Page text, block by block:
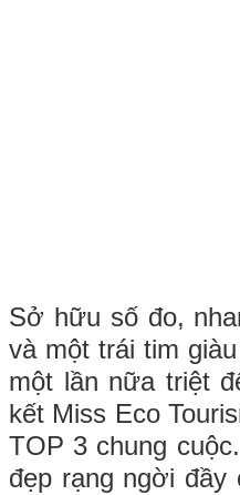
Sở hữu số đo,
và một trái tim
một lần nữa triệt
kết Miss Eco
TOP 3 chung
đẹp rạng ngời đầy